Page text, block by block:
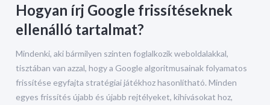
Hogyan írj Google frissítéseknek
ellenálló tartalmat?
Mindenki, aki bármilyen szinten foglalkozik weboldalakkal,
tisztában van azzal, hogy a Google algoritmusainak folyamatos
frissítése egyfajta stratégiai játékhoz hasonlítható. Minden
egyes frissítés újabb és újabb rejtélyeket, kihívásokat hoz,